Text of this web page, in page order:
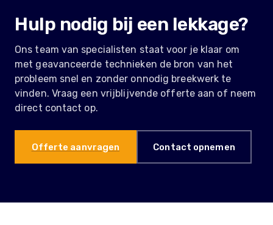
Hulp nodig bij een lekkage?
Ons team van specialisten staat voor je klaar om
met geavanceerde technieken de bron van het
probleem snel en zonder onnodig breekwerk te
vinden. Vraag een vrijblijvende offerte aan of neem
direct contact op.
Offerte aanvragen Contact opnemen